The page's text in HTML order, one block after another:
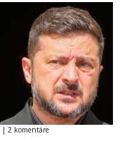
| 2 komentáre